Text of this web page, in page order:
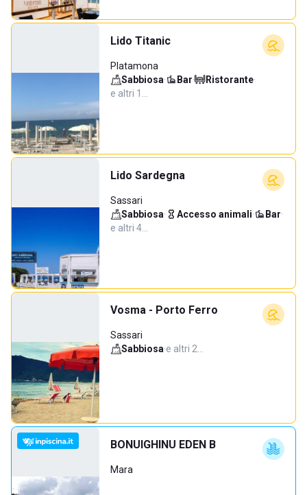
Lido Titanic
Platamona
Sabbiosa· Bar· Ristorante·
e altri 1…
Lido Sardegna
Sassari
Sabbiosa· Accesso animali· Bar·
e altri 4…
Vosma - Porto Ferro
Sassari
Sabbiosa·e altri 2…
BONUIGHINU EDEN B
Mara